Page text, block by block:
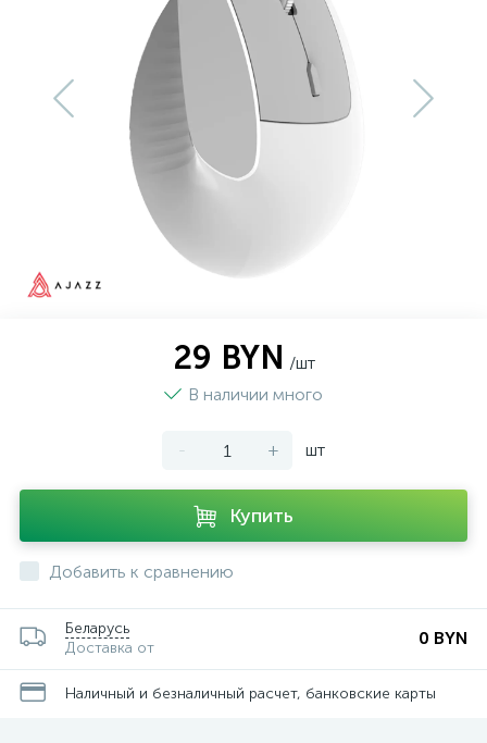
29 BYN /шт
В наличии много
- + шт
Купить
Добавить к сравнению
Беларусь
Доставка от
0 BYN
Наличный и безналичный расчет, банковские карты